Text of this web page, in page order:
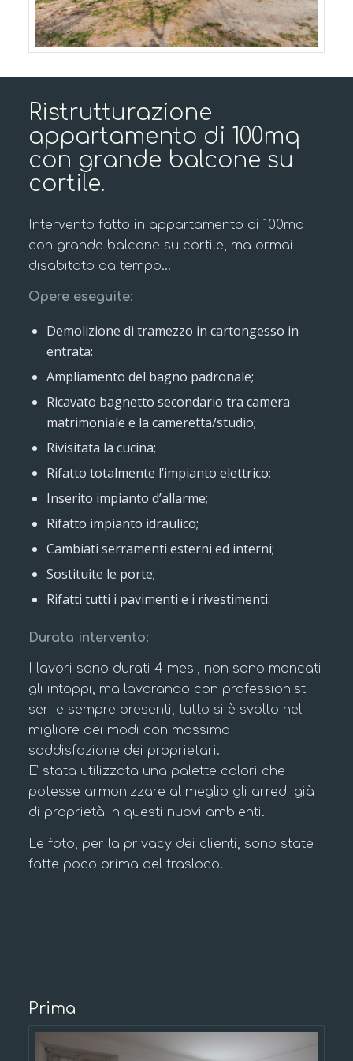
Ristrutturazione
appartamento di 100mq
con grande balcone su
cortile.
Intervento fatto in appartamento di 100mq
con grande balcone su cortile, ma ormai
disabitato da tempo…
Opere eseguite:
Demolizione di tramezzo in cartongesso in
entrata:
Ampliamento del bagno padronale;
Ricavato bagnetto secondario tra camera
matrimoniale e la cameretta/studio;
Rivisitata la cucina;
Rifatto totalmente l’impianto elettrico;
Inserito impianto d’allarme;
Rifatto impianto idraulico;
Cambiati serramenti esterni ed interni;
Sostituite le porte;
Rifatti tutti i pavimenti e i rivestimenti.
Durata intervento:
I lavori sono durati 4 mesi, non sono mancati
gli intoppi, ma lavorando con professionisti
seri e sempre presenti, tutto si è svolto nel
migliore dei modi con massima
soddisfazione dei proprietari.
E’ stata utilizzata una palette colori che
potesse armonizzare al meglio gli arredi già
di proprietà in questi nuovi ambienti.
Le foto, per la privacy dei clienti, sono state
fatte poco prima del trasloco.
Prima